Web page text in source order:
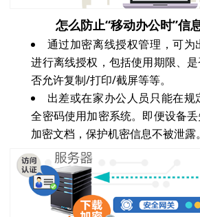
怎么防止“移动办公时”信
通过加密离线授权管理，可为
进行离线授权，包括使用期限、
否允许复制/打印/截屏等等。
出差或在家办公人员只能在
全密码使用加密系统。即便设备
加密文档，保护机密信息不被泄露。